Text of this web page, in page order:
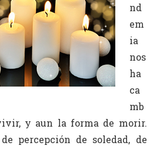
nd
em
ia
nos
ha
ca
mb
y aun la forma de morir.
percepción de soledad, de